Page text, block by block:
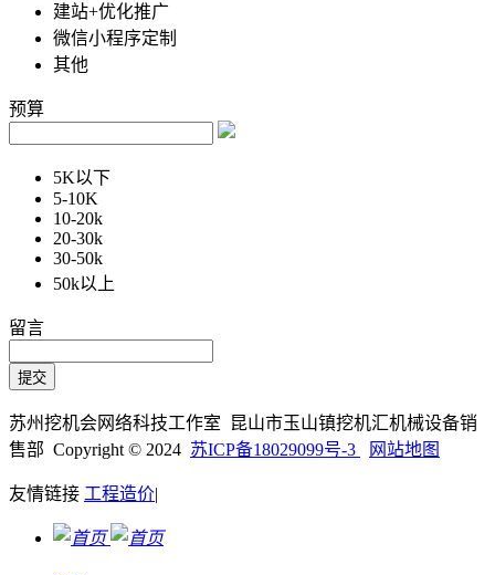
建站+优化推广
微信小程序定制
其他
预算
5K以下
5-10K
10-20k
20-30k
30-50k
50k以上
留言
苏州挖机会网络科技工作室 昆山市玉山镇挖机汇机械设备销
售部 Copyright © 2024 苏ICP备18029099号-3 网站地图
友情链接 工程造价|